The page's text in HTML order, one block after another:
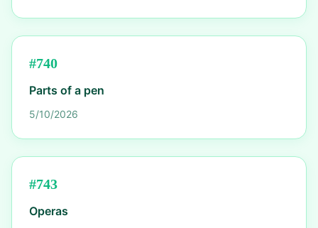
#740
Parts of a pen
5/10/2026
#743
Operas